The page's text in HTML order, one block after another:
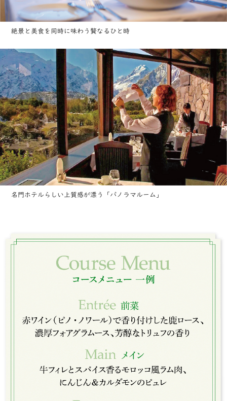
絶景と美食を同時に味わう贅なるひと時
名門ホテルらしい上質感が漂う「パノラマルーム」